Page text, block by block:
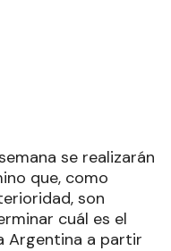
se realizarán
que, como
son
cuál es el
Argentina a partir